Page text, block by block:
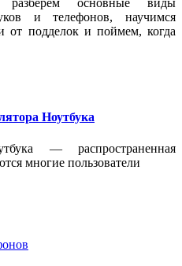
основные виды
и телефонов, научимся
от подделок и поймем, когда
Ноутбука
— распространенная
многие пользователи